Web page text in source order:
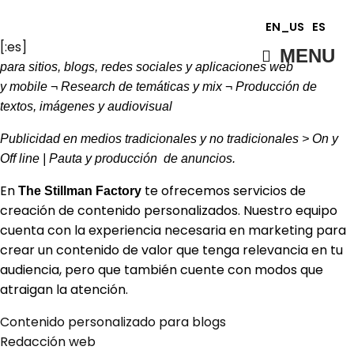
EN_US ES
MENU
[:es]
para sitios, blogs, redes sociales y aplicaciones web
y mobile ¬ Research de temáticas y mix ¬ Producción de
textos, imágenes y audiovisual
Publicidad en medios tradicionales y no tradicionales > On y
Off line | Pauta y producción de anuncios.
En The Stillman Factory te ofrecemos servicios de
creación de contenido personalizados. Nuestro equipo
cuenta con la experiencia necesaria en marketing para
crear un contenido de valor que tenga relevancia en tu
audiencia, pero que también cuente con modos que
atraigan la atención.
Contenido personalizado para blogs
Redacción web